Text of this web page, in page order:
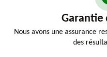
Garantie
Nous avons une assurance
des